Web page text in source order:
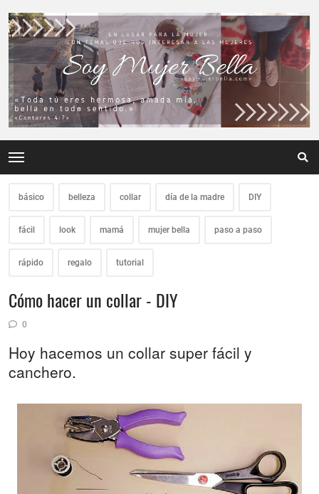
básico belleza collar día de la madre DIY
fácil look mamá mujer bella paso a paso
rápido regalo tutorial
Cómo hacer un collar - DIY
0
Hoy hacemos un collar super fácil y
canchero.